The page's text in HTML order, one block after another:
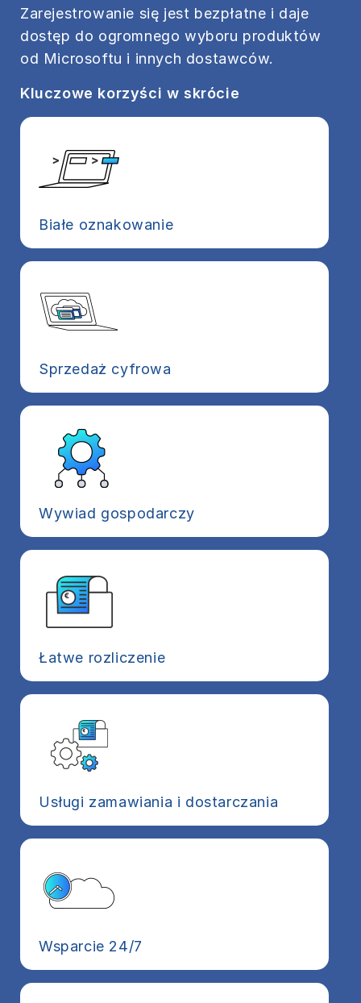
Zarejestrowanie się jest bezpłatne i daje
dostęp do ogromnego wyboru produktów
od Microsoftu i innych dostawców.
Kluczowe korzyści w skrócie
Białe oznakowanie
Sprzedaż cyfrowa
Wywiad gospodarczy
Łatwe rozliczenie
Usługi zamawiania i dostarczania
Wsparcie 24/7